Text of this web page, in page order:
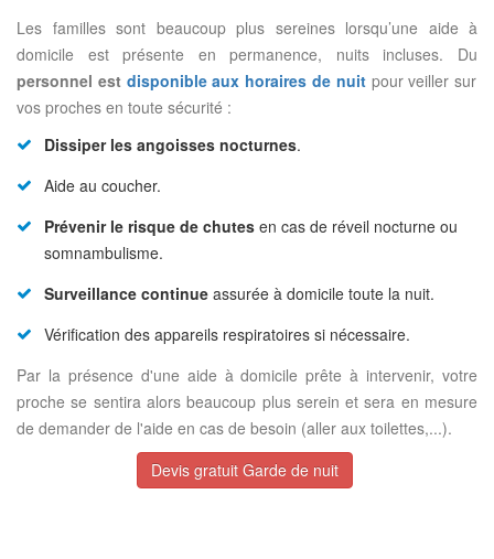
Les familles sont beaucoup plus sereines lorsqu’une aide à
domicile est présente en permanence, nuits incluses. Du
personnel est disponible aux horaires de nuitpour veiller sur
vos proches en toute sécurité :
Dissiper les angoisses nocturnes.
Aide au coucher.
Prévenir le risque de chutes en cas de réveil nocturne ou
somnambulisme.
Surveillance continue assurée à domicile toute la nuit.
Vérification des appareils respiratoires si nécessaire.
Par la présence d'une aide à domicile prête à intervenir, votre
proche se sentira alors beaucoup plus serein et sera en mesure
de demander de l'aide en cas de besoin (aller aux toilettes,...).
Devis gratuit Garde de nuit